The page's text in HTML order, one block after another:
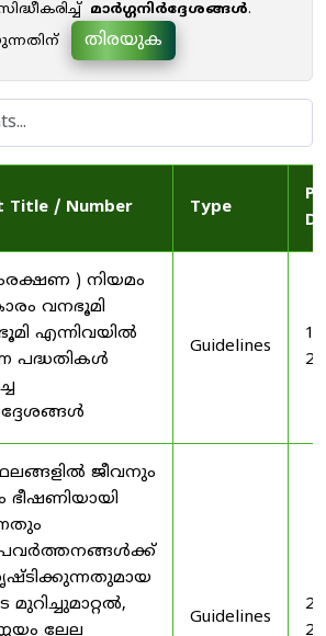
മാർഗ്ഗനിർദ്ദേശങ്ങൾ.
തിരയുക
Title / Number Type
) നിയമം
വനഭൂമി
എന്നിവയിൽ
പദ്ധതികൾ
Guidelines
ജീവനും
ഭീഷണിയായി
ലേല
Guidelines